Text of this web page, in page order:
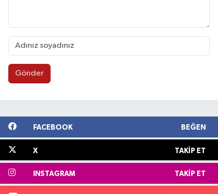
Gönder
FACEBOOK BEĞEN
X TAKIP ET
INSTAGRAM TAKIP ET